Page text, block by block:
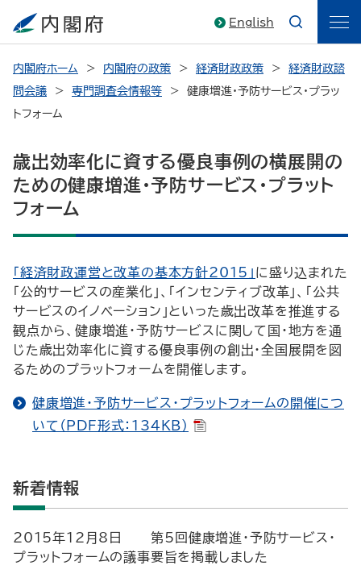
English
内閣府ホーム 内閣府の政策 経済財政政策
経済財政諮
問会議
専門調査会情報等
健康増進・予防サービス・プラッ
トフォーム
歳出効率化に資する優良事例の横展開の
ための健康増進・予防サービス・プラット
フォーム
「経済財政運営と改革の基本方針2015」 に盛り込まれた
「公的サービスの産業化」、「インセンティブ改革」、「公共
サービスのイノベーション」といった歳出改革を推進する
観点から、健康増進・予防サービスに関して国・地方を通
じた歳出効率化に資する優良事例の創出・全国展開を図
るためのプラットフォームを開催します。
健康増進・予防サービス・プラットフォームの開催につ
いて（PDF形式：134KB）
新着情報
2015年12月8日 第5回健康増進・予防サービス・
プラットフォームの議事要旨を掲載しました